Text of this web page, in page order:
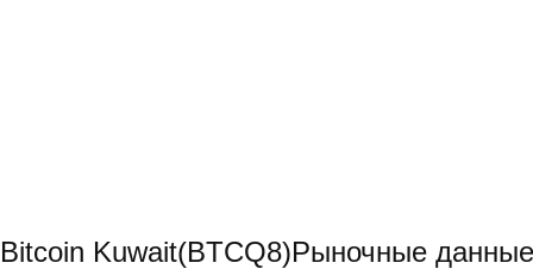
Bitcoin Kuwait(BTCQ8)Рыночные данные